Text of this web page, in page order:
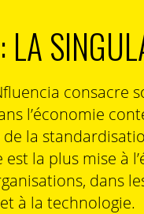
l’économie
la
la plus mise à
dans
à la technologie.